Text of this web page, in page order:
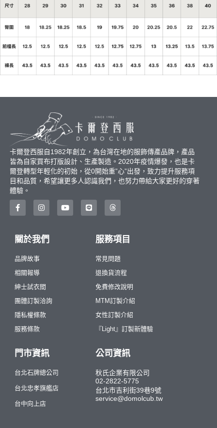
卡爾登西服自1982年創立，為台灣在地的服飾傳產品牌，產品
皆為自家買布打版設計、生產製造。2020年疫情爆發，也是卡
爾登轉型年輕化的初始，從0開始重”心”出發，致力提升服務項
目和品質，希望讓更多人認識我們，也努力帶給大家更好的穿著
體驗。
關於我們
品牌故事
相關報導
紳士試衣間
團體訂製洽詢
隱私權條款
服務條款
服務項目
常見問題
退換貨流程
免費修改說明
MTM訂製介紹
女性訂製介紹
『Light』訂製新體驗
門市資訊
台北石牌總公司
台北忠孝旗艦店
台中向上店
公司資訊
秋氏企業有限公司
02-2822-5775
台北市吉利街39巷9號
service@domolcub.tw